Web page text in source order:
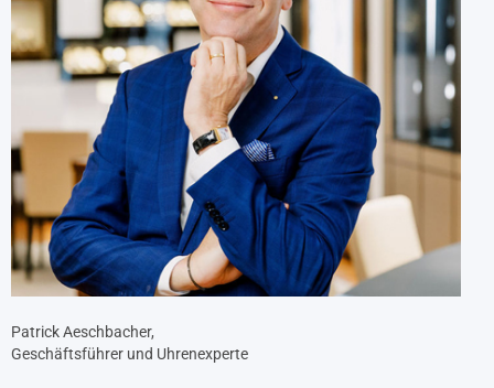
Patrick Aeschbacher,
Geschäftsführer und Uhrenexperte